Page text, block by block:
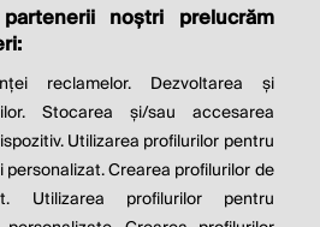
OF
INCREASE ITS
Friedman
noștri prelucrăm
reclamelor. Dezvoltarea și
Stocarea și/sau accesarea
Utilizarea profilurilor pentru
Crearea profilurilor de
Utilizarea profilurilor pentru